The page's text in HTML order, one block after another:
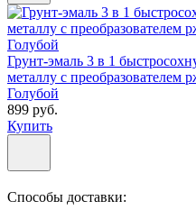
Грунт-эмаль 3 в 1
металлу с
Голубой
899 руб.
Купить
Способы доставки: